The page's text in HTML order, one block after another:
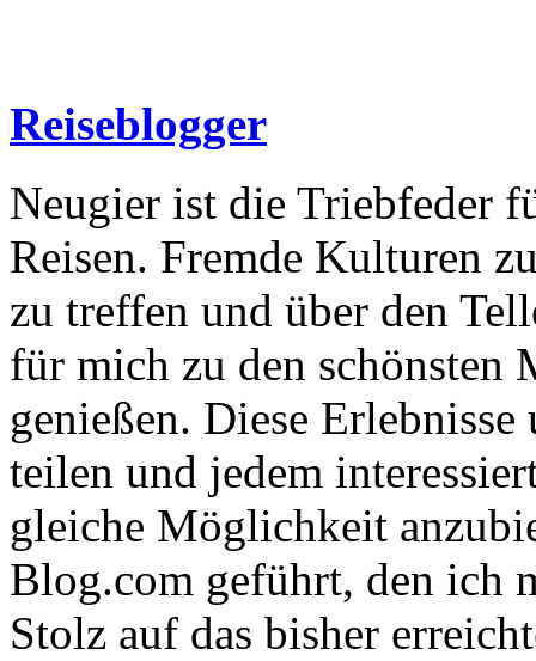
Reiseblogger
Neugier ist die Triebfeder
Reisen. Fremde Kulturen
zu treffen und über den
für mich zu den schönsten
genießen. Diese
teilen und jedem
gleiche Möglichkeit
Blog.com geführt, den ich
Stolz auf das bisher